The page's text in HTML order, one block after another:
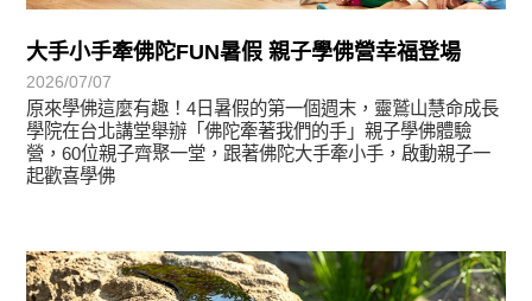
大手小手牽佛陀FUN暑假 親子學佛營幸福登場
2026/07/07
原來學佛這麼有趣！4日暑假的第一個週末，靈鷲山慧命成長
學院在台北講堂舉辦「佛陀牽著我們的手」親子學佛體驗
營，60位親子齊聚一堂，跟著佛陀大手牽小手，啟動親子一
起歡喜學佛
學習分享